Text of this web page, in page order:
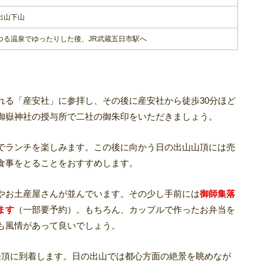
山下山
る温泉でゆったりした後、JR武蔵五日市駅へ
「産安社」に参拝し、その後に産安社から徒歩30分ほど
神社の授与所で二社の御朱印をいただきましょう。
ンチを楽しみます。この後に向かう日の出山山頂には売
をとることをおすすめします。
土産屋さんが並んでいます。その少し手前には御師集落
す （一部要予約）。もちろん、カップルで作ったお弁当を
情があって良いでしょう。
に到着します。日の出山では都心方面の絶景を眺めなが